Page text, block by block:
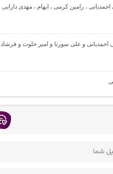
از علی احمدیانی ، رامین کرمی ، ایهام ، مهدی دارابی
احمدیانی و علی سورنا و امیر خلوت و فرشاد